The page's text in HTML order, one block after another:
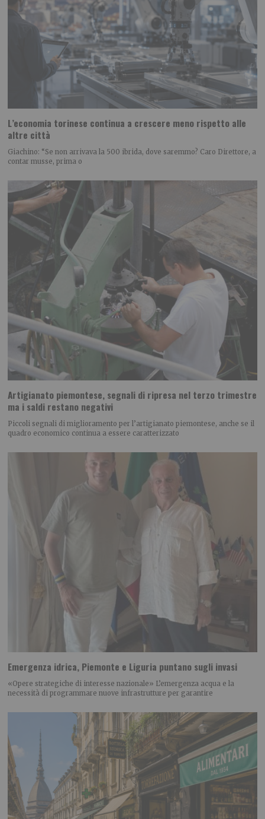
L’economia torinese continua a crescere meno rispetto alle
altre città
Giachino: “Se non arrivava la 500 ibrida, dove saremmo? Caro Direttore, a
contar musse, prima o
Artigianato piemontese, segnali di ripresa nel terzo trimestre
ma i saldi restano negativi
Piccoli segnali di miglioramento per l’artigianato piemontese, anche se il
quadro economico continua a essere caratterizzato
Emergenza idrica, Piemonte e Liguria puntano sugli invasi
«Opere strategiche di interesse nazionale» L’emergenza acqua e la
necessità di programmare nuove infrastrutture per garantire